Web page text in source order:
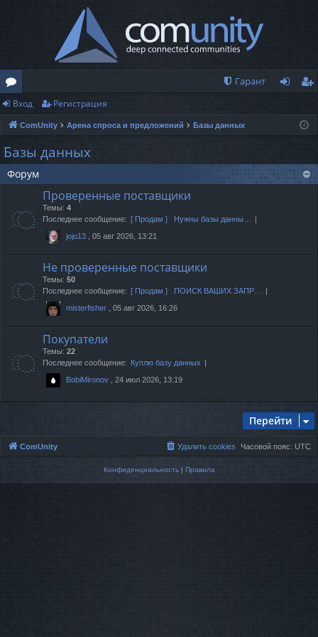
о
ру
м
ы
Гарант
ис
ац
Вход Регистрация
ComUnity Арена спроса и предложений Базы данных
Базы данных
Форум
Проверенные поставщики
Темы: 4
Последнее сообщение: [ Продам ] Нужны базы данны…
jojo13 , 05 авг 2026, 13:21
Не проверенные поставщики
Темы: 50
Последнее сообщение: [ Продам ] ПОИСК ВАШИХ ЗАПР…
misterfisher , 05 авг 2026, 16:26
Покупатели
Темы: 22
Последнее сообщение: Куплю базу данных
BobiMironov , 24 июл 2026, 13:19
Перейти
ComUnity Часовой пояс: UTC
Удалить cookies
Конфиденциальность| Правила